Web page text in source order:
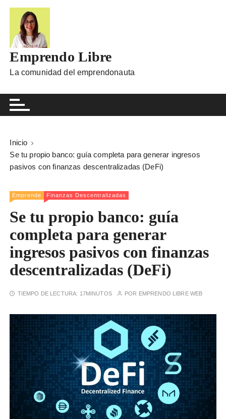
t
Emprendo Libre
La comunidad del emprendonauta
Inicio
Se tu propio banco: guía completa para generar ingresos
pasivos con finanzas descentralizadas (DeFi)
Emprende Finanzas Descentralizadas
Se tu propio banco: guía
completa para generar
ingresos pasivos con finanzas
descentralizadas (DeFi)
TIEMPO DE LECTURA: 17MINUTOS POR EMPRENDO LIBRE WEB